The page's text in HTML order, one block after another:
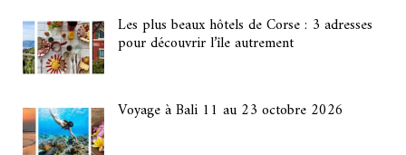
Les plus beaux hôtels de Corse : 3 adresses
pour découvrir l’île autrement
Voyage à Bali 11 au 23 octobre 2026